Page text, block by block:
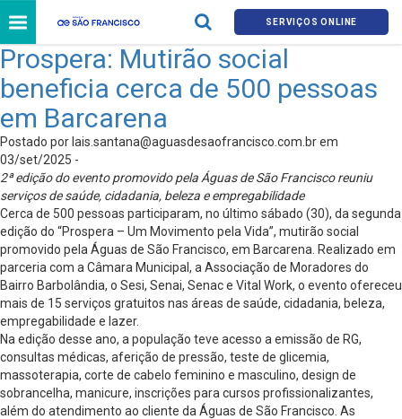
SERVIÇOS ONLINE
Prospera: Mutirão social
beneficia cerca de 500 pessoas
em Barcarena
Postado por lais.santana@aguasdesaofrancisco.com.brem
03/set/2025 -
2ª edição do evento promovido pela Águas de São Francisco reuniu
serviços de saúde, cidadania, beleza e empregabilidade
Cerca de 500 pessoas participaram, no último sábado (30), da segunda
edição do “Prospera – Um Movimento pela Vida”, mutirão social
promovido pela Águas de São Francisco, em Barcarena. Realizado em
parceria com a Câmara Municipal, a Associação de Moradores do
Bairro Barbolândia, o Sesi, Senai, Senac e Vital Work, o evento ofereceu
mais de 15 serviços gratuitos nas áreas de saúde, cidadania, beleza,
empregabilidade e lazer.
Na edição desse ano, a população teve acesso a emissão de RG,
consultas médicas, aferição de pressão, teste de glicemia,
massoterapia, corte de cabelo feminino e masculino, design de
sobrancelha, manicure, inscrições para cursos profissionalizantes,
além do atendimento ao cliente da Águas de São Francisco. As